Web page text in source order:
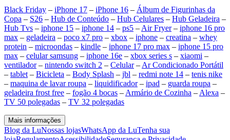
Black Friday – iPhone 17 – iPhone 16 – Álbum de Figurinhas da
Copa – S26 – Hub de Conteúdo – Hub Celulares – Hub Geladeira –
Hub Tvs – iphone 15 – iphone 14 – ps5 – Air Fryer– iphone 16 pro
max – geladeira – poco x7 pro – xbox – iphone – creatina – whey
protein – microondas – kindle – iphone 17 pro max – iphone 15 pro
max – celular samsung – iphone 16e – xbox series s – xiaomi –
ventilador– nintendo switch 2 – Celular– Ar Condicionado Portátil
– tablet – Bicicleta – Body Splash – jbl – redmi note 14 – tenis nike
– maquina de lavar roupa – liquidificador– ipad – guarda roupa –
geladeira frost free – fogão 4 bocas – Armário de Cozinha – Alexa –
TV 50 polegadas – TV 32 polegadas
Mais informações
Blog da LuNossas lojasWhatsApp da LuTenha sua